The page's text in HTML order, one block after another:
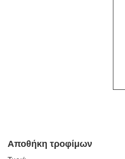
Αποθήκη τροφίμων